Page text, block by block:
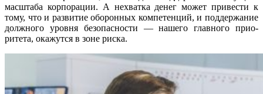
масштаба корпора­ции. А нехватка денег может привести к
тому, что и развитие оборонных компе­тенций, и поддержание
должного уровня безопасности — нашего главного прио­
ритета, окажутся в зоне риска.